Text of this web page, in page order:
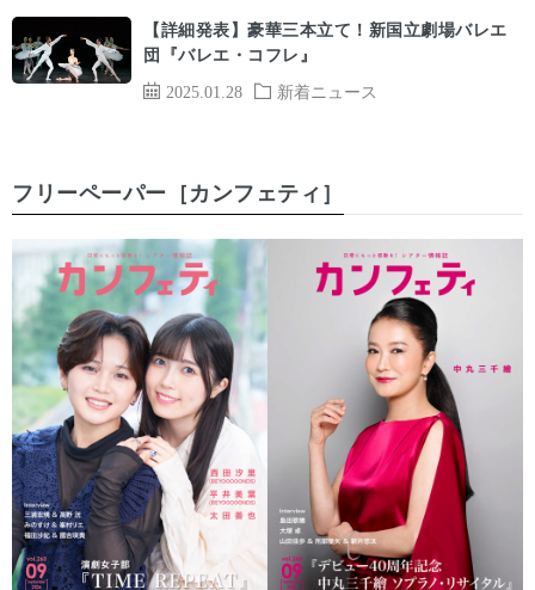
2025.01.28 新着ニュース
【詳細発表】豪華三本立て！新国立劇場バレエ
団『バレエ・コフレ』
フリーペーパー［カンフェティ］